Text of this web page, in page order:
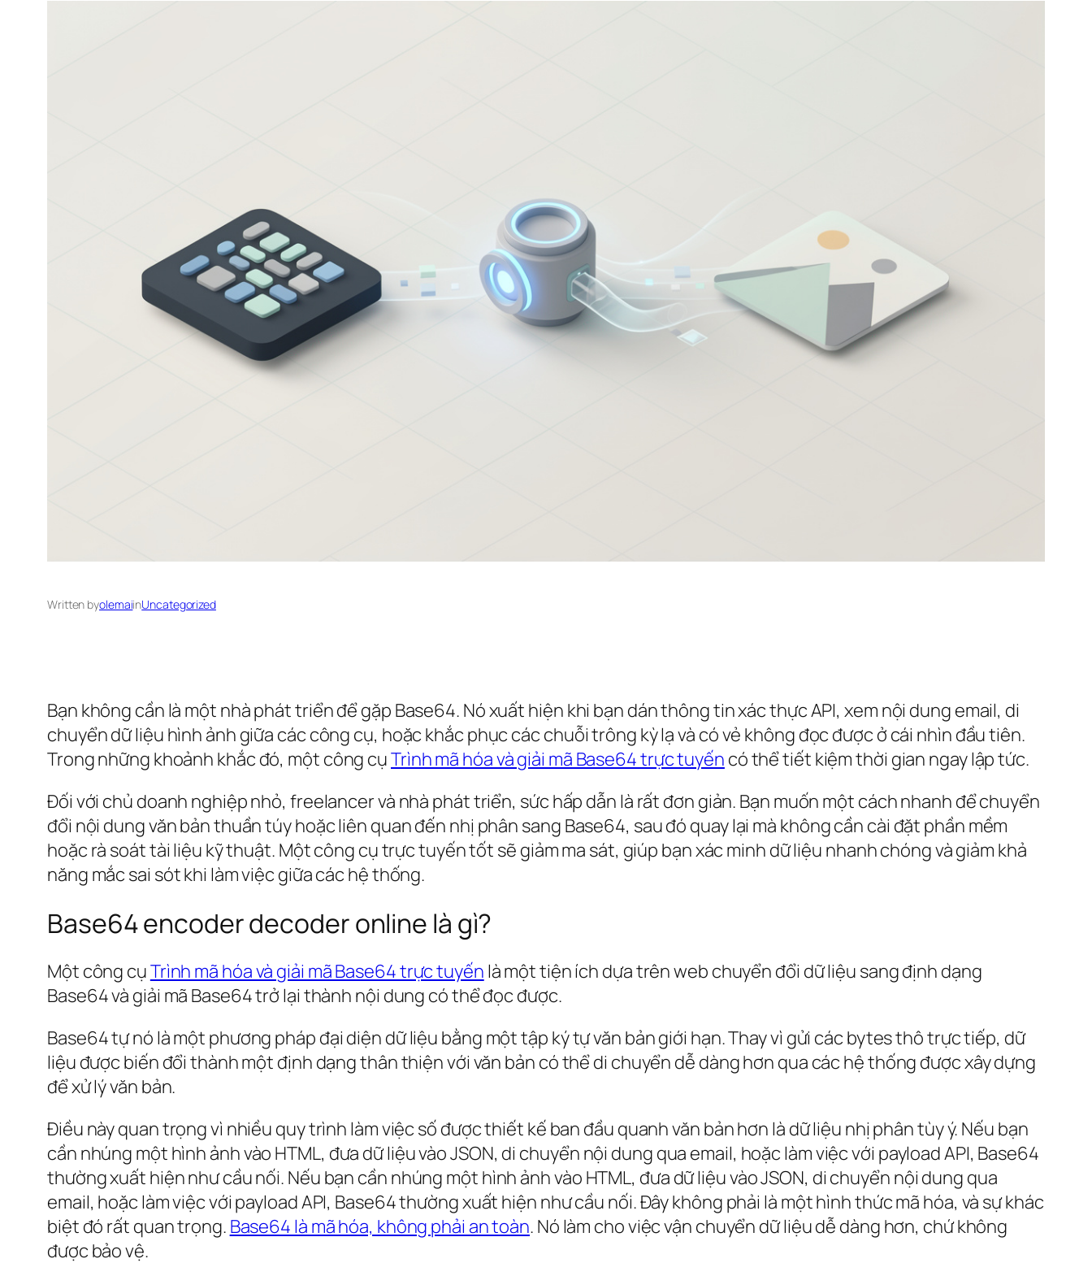
Written byolemaiinUncategorized
Bạn không cần là một nhà phát triển để gặp Base64. Nó xuất hiện khi bạn dán thông tin xác thực API, xem nội dung email, di
chuyển dữ liệu hình ảnh giữa các công cụ, hoặc khắc phục các chuỗi trông kỳ lạ và có vẻ không đọc được ở cái nhìn đầu tiên.
Trong những khoảnh khắc đó, một công cụTrình mã hóa và giải mã Base64 trực tuyến có thể tiết kiệm thời gian ngay lập tức.
Đối với chủ doanh nghiệp nhỏ, freelancer và nhà phát triển, sức hấp dẫn là rất đơn giản. Bạn muốn một cách nhanh để chuyển
đổi nội dung văn bản thuần túy hoặc liên quan đến nhị phân sang Base64, sau đó quay lại mà không cần cài đặt phần mềm
hoặc rà soát tài liệu kỹ thuật. Một công cụ trực tuyến tốt sẽ giảm ma sát, giúp bạn xác minh dữ liệu nhanh chóng và giảm khả
năng mắc sai sót khi làm việc giữa các hệ thống.
Base64 encoder decoder online là gì?
Một công cụTrình mã hóa và giải mã Base64 trực tuyến là một tiện ích dựa trên web chuyển đổi dữ liệu sang định dạng
Base64 và giải mã Base64 trở lại thành nội dung có thể đọc được.
Base64 tự nó là một phương pháp đại diện dữ liệu bằng một tập ký tự văn bản giới hạn. Thay vì gửi các bytes thô trực tiếp, dữ
liệu được biến đổi thành một định dạng thân thiện với văn bản có thể di chuyển dễ dàng hơn qua các hệ thống được xây dựng
để xử lý văn bản.
Điều này quan trọng vì nhiều quy trình làm việc số được thiết kế ban đầu quanh văn bản hơn là dữ liệu nhị phân tùy ý. Nếu bạn
cần nhúng một hình ảnh vào HTML, đưa dữ liệu vào JSON, di chuyển nội dung qua email, hoặc làm việc với payload API, Base64
thường xuất hiện như cầu nối. Nếu bạn cần nhúng một hình ảnh vào HTML, đưa dữ liệu vào JSON, di chuyển nội dung qua
email, hoặc làm việc với payload API, Base64 thường xuất hiện như cầu nối. Đây không phải là một hình thức mã hóa, và sự khác
biệt đó rất quan trọng. Base64 là mã hóa, không phải an toàn. Nó làm cho việc vận chuyển dữ liệu dễ dàng hơn, chứ không
được bảo vệ.